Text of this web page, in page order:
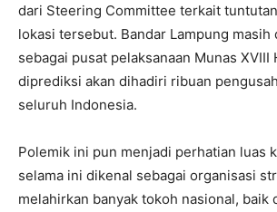
dari Steering Committee terkait
lokasi tersebut. Bandar Lampung masih
sebagai pusat pelaksanaan Munas XVIII
diprediksi akan dihadiri ribuan
seluruh Indonesia.
Polemik ini pun menjadi perhatian luas
selama ini dikenal sebagai organisasi
melahirkan banyak tokoh nasional, baik